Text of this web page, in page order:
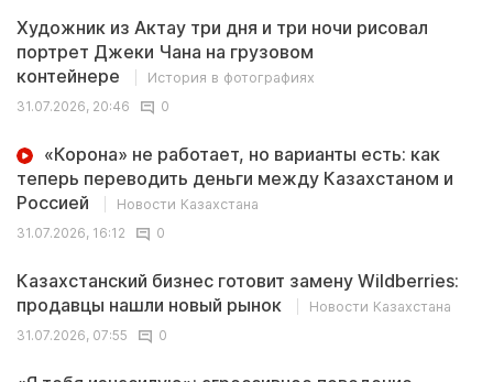
Художник из Актау три дня и три ночи рисовал
портрет Джеки Чана на грузовом
контейнере
История в фотографиях
31.07.2026, 20:46
0
«Корона» не работает, но варианты есть: как
теперь переводить деньги между Казахстаном и
Россией
Новости Казахстана
31.07.2026, 16:12
0
Казахстанский бизнес готовит замену Wildberries:
продавцы нашли новый рынок
Новости Казахстана
31.07.2026, 07:55
0